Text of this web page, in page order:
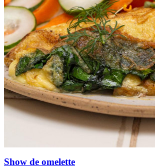
Show de omelette